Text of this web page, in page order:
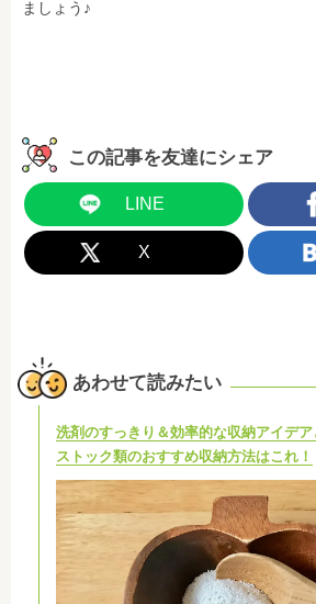
ましょう♪
この記事を友達にシェア
LINE
X
あわせて読みたい
洗剤のすっきり＆効率的な収納アイデ
ストック類のおすすめ収納方法はこれ！